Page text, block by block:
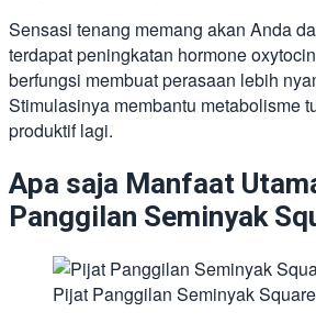
Sensasi tenang memang akan Anda
terdapat peningkatan hormone
berfungsi membuat perasaan lebih
Stimulasinya membantu metabolisme
produktif lagi.
Apa saja Manfaat
Panggilan Seminyak
Pijat Panggilan Seminyak